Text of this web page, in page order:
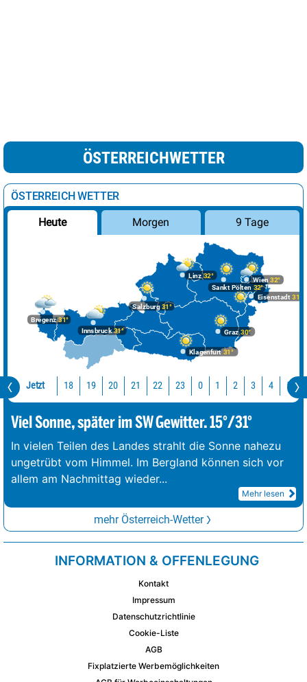
ÖSTERREICHWETTER
ÖSTERREICH WETTER
Heute Morgen 9 Tage
Bregenz31°
Graz30°
Innsbruck31°
Klagenfurt 31°
Linz32°
Salzburg31°
Wien 32°
Eisenstadt 31°
Sankt Pölten 32°
Jetzt 18 19 20 21 22 23 0 1 2 3 4 5
Viel Sonne, später im SW Gewitter. 15°/31°
In vielen Teilen des Landes strahlt die Sonne nahezu
ungetrübt vom Himmel. Im Bergland können sich vor
allem am Nachmittag wieder...
Mehr lesen
mehr Österreich-Wetter
INFORMATION & OFFENLEGUNG
Kontakt
Impressum
Datenschutzrichtlinie
Cookie-Liste
AGB
Fixplatzierte Werbemöglichkeiten